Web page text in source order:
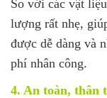
So với các vật
lượng rất nhẹ,
được dễ dàng và
phí nhân công.
4. An toàn, thân